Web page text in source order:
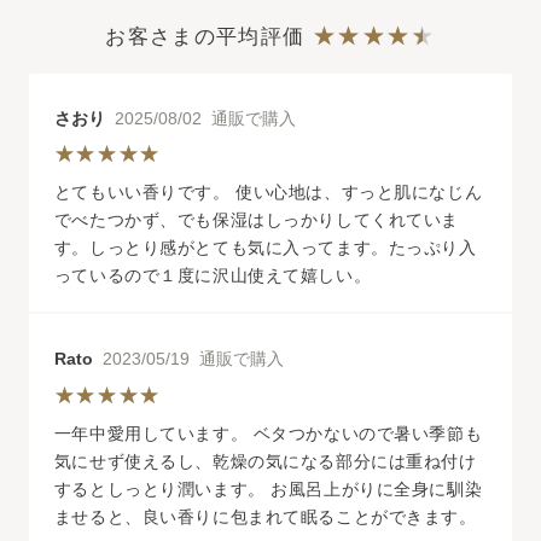
お客さまの平均評価
さおり 2025/08/02 通販で購入
とてもいい香りです。 使い心地は、すっと肌になじん
でべたつかず、でも保湿はしっかりしてくれていま
す。しっとり感がとても気に入ってます。たっぷり入
っているので１度に沢山使えて嬉しい。
Rato 2023/05/19 通販で購入
一年中愛用しています。 ベタつかないので暑い季節も
気にせず使えるし、乾燥の気になる部分には重ね付け
するとしっとり潤います。 お風呂上がりに全身に馴染
ませると、良い香りに包まれて眠ることができます。